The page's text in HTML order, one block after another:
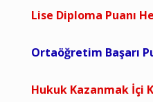
Lise Diploma Puanı
Ortaöğretim Başarı
Hukuk Kazanmak İçi